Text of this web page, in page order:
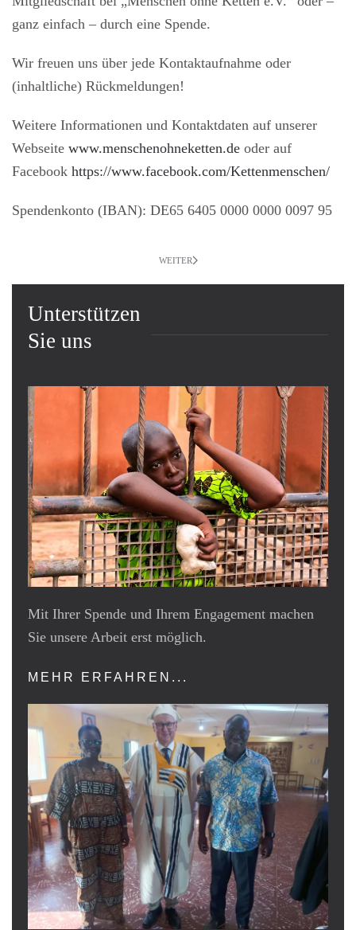
ganz einfach – durch eine Spende.
Wir freuen uns über jede Kontaktaufnahme oder
(inhaltliche) Rückmeldungen!
Weitere Informationen und Kontaktdaten auf unserer
Webseite www.menschenohneketten.de oder auf
Facebook https://www.facebook.com/Kettenmenschen/
Spendenkonto (IBAN): DE65 6405 0000 0000 0097 95
WEITER
Unterstützen
Sie uns
Mit Ihrer Spende und Ihrem Engagement machen
Sie unsere Arbeit erst möglich.
MEHR ERFAHREN...